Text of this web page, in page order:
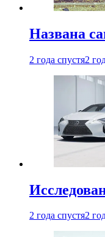
Названа
2 года спустя2
2 года спустя2